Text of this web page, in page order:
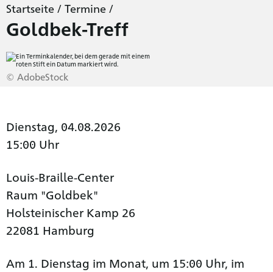
Startseite / Termine /
Goldbek-Treff
© AdobeStock
Dienstag, 04.08.2026
15:00 Uhr
Louis-Braille-Center
Raum "Goldbek"
Holsteinischer Kamp 26
22081 Hamburg
Am 1. Dienstag im Monat, um 15:00 Uhr, im